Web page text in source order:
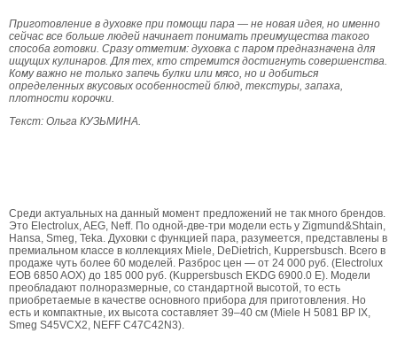
Приготовление в духовке при помощи пара — не новая идея, но именно
сейчас все больше людей начинает понимать преимущества такого
способа готовки. Сразу отметим: духовка с паром предназначена для
ищущих кулинаров. Для тех, кто стремится достигнуть совершенства.
Кому важно не только запечь булки или мясо, но и добиться
определенных вкусовых особенностей блюд, текстуры, запаха,
плотности корочки.
Текст: Ольга КУЗЬМИНА.
Среди актуальных на данный момент предложений не так много брендов.
Это Electrolux, AEG, Neff. По одной-две-три модели есть у Zigmund&Shtain,
Hansa, Smeg, Теkа. Духовки с функцией пара, разумеется, представлены в
премиальном классе в коллекциях Miele, DeDietrich, Kuppersbusch. Всего в
продаже чуть более 60 моделей. Разброс цен — от 24 000 руб. (Electrolux
EOB 6850 AOX) до 185 000 руб. (Kuppersbusch EKDG 6900.0 E). Модели
преобладают полноразмерные, со стандартной высотой, то есть
приобретаемые в качестве основного прибора для приготовления. Но
есть и компактные, их высота составляет 39–40 см (Miele H 5081 BP IX,
Smeg S45VCX2, NEFF C47C42N3).